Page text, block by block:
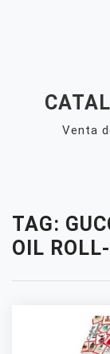
Venta
TAG:
OIL